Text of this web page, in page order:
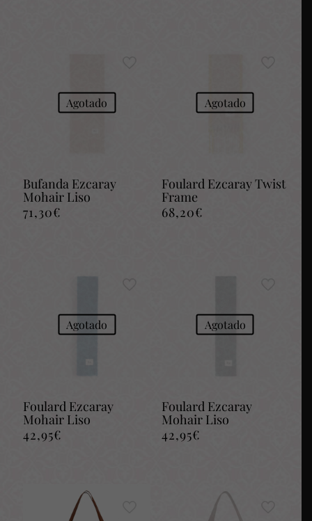
Agotado
Bufanda Ezcaray
Mohair Liso
71,30€
Agotado
Foulard Ezcaray Twist
Frame
68,20€
Agotado
Foulard Ezcaray
Mohair Liso
42,95€
Agotado
Foulard Ezcaray
Mohair Liso
42,95€